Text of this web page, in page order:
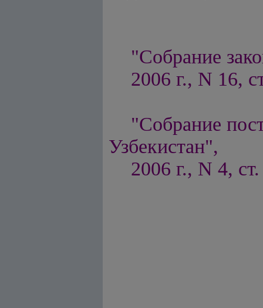
"Собрание
2006 г., N 16,
"Собрание
Узбекистан",
2006 г., N 4,